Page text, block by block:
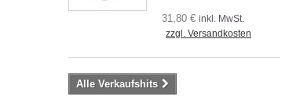
31,80 € inkl. MwSt.
zzgl. Versandkosten
Alle Verkaufshits